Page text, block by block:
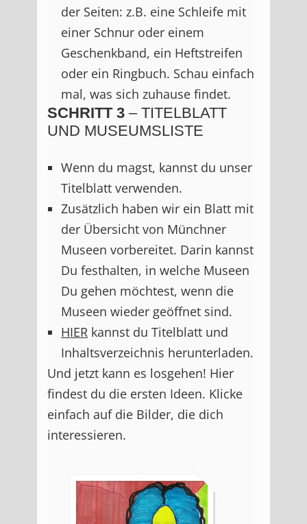
der Seiten: z.B. eine Schleife mit
einer Schnur oder einem
Geschenkband, ein Heftstreifen
oder ein Ringbuch. Schau einfach
mal, was sich zuhause findet.
SCHRITT 3 – TITELBLATT
UND MUSEUMSLISTE
Wenn du magst, kannst du unser
Titelblatt verwenden.
Zusätzlich haben wir ein Blatt mit
der Übersicht von Münchner
Museen vorbereitet. Darin kannst
Du festhalten, in welche Museen
Du gehen möchtest, wenn die
Museen wieder geöffnet sind.
HIER kannst du Titelblatt und
Inhaltsverzeichnis herunterladen.
Und jetzt kann es losgehen! Hier
findest du die ersten Ideen. Klicke
einfach auf die Bilder, die dich
interessieren.